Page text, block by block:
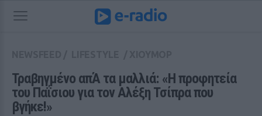
Τραβηγμένο απΆ τα μαλλιά: «Η προφητεία
του Παΐσιου για τον Αλέξη Τσίπρα που
βγήκε!»